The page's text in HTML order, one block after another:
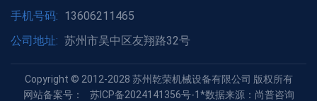
手机号码: 13606211465
公司地址: 苏州市吴中区友翔路32号
Copyright © 2012-2028 苏州乾荣机械设备有限公司 版权所有
网站备案号：
苏ICP备2024141356号-1 *数据来源：尚普咨询